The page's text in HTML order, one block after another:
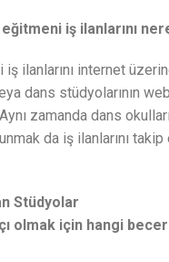
iş ilanlarını
ilanlarını internet
dans stüdyolarının
zamanda dans
da iş ilanlarını
Stüdyolar
olmak için hangi